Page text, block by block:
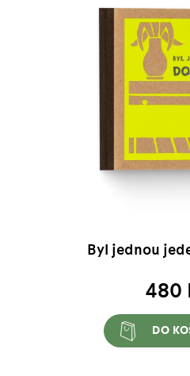
Byl jednou
480
DO